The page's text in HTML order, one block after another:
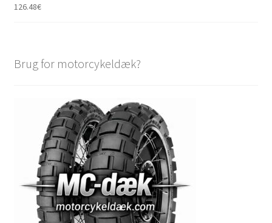
126.48€
Brug for motorcykeldæk?